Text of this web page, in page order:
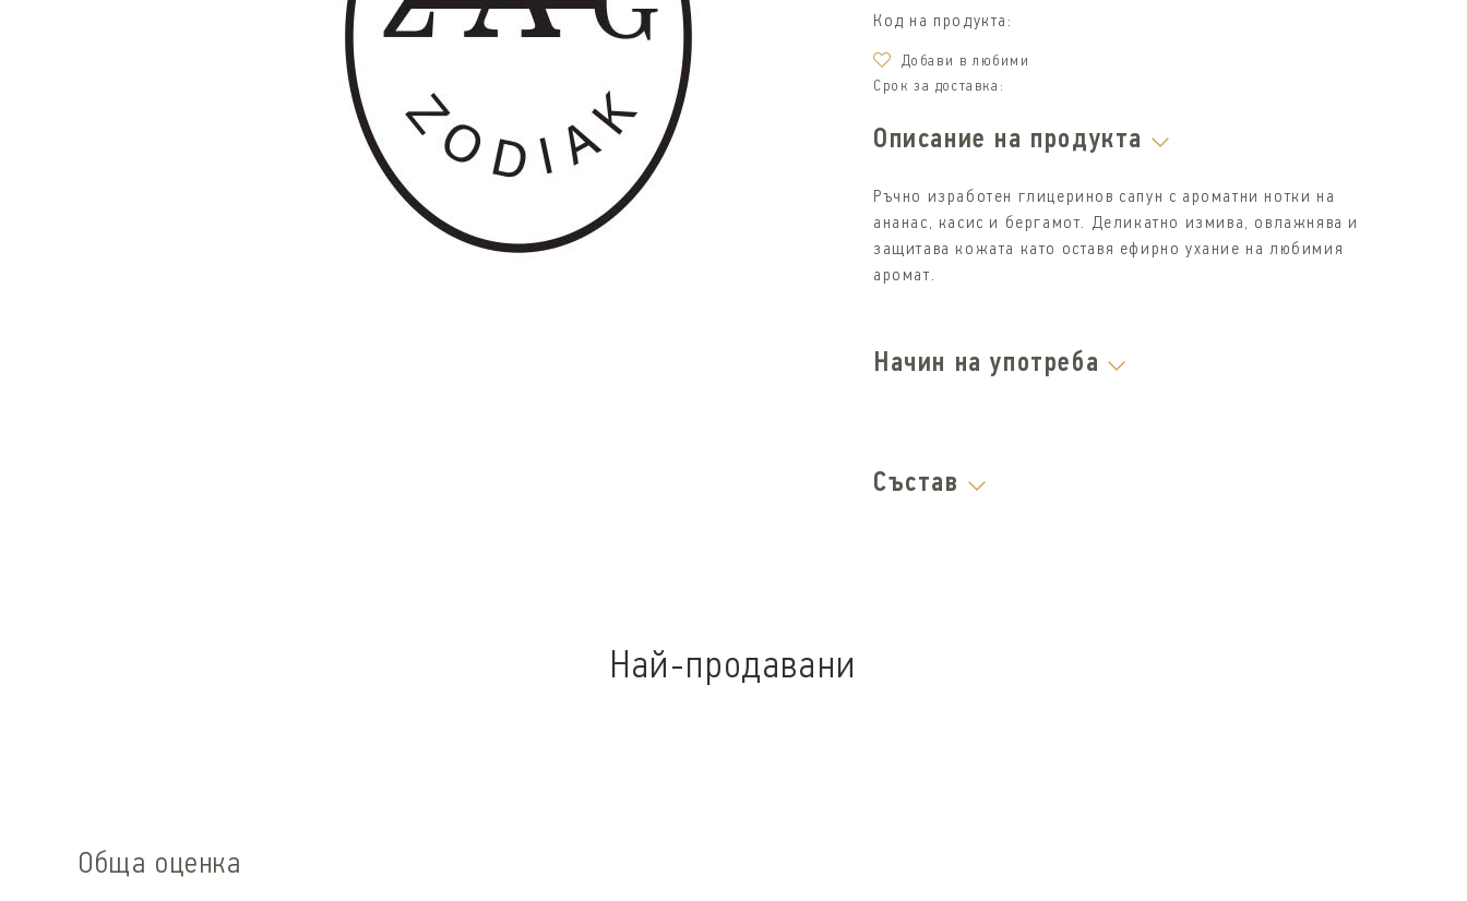
Код на продукта:
Дoбави в любими
Срок за доставка:
Описание на продукта
Ръчно изработен глицеринов сапун с ароматни нотки на
ананас, касис и бергамот. Деликатно измива, овлажнява и
защитава кожата като оставя ефирно ухание на любимия
аромат.
Начин на употреба
Състав
Най-продавани
Обща оценка